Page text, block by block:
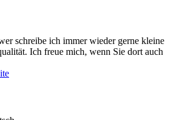
schreibe ich immer wieder gerne kleine
Ich freue mich, wenn Sie dort auch